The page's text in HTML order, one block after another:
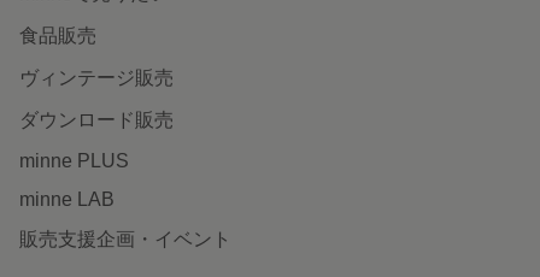
食品販売
ヴィンテージ販売
ダウンロード販売
minne PLUS
minne LAB
販売支援企画・イベント